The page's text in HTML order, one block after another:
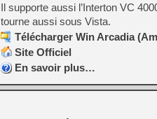
Il supporte aussi l’Interton VC
tourne aussi sous Vista.
Télécharger Win Arcadia
Site Officiel
En savoir plus…